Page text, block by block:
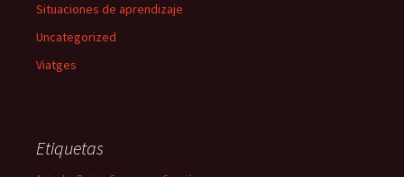
Situaciones de aprendizaje
Uncategorized
Viatges
Etiquetas